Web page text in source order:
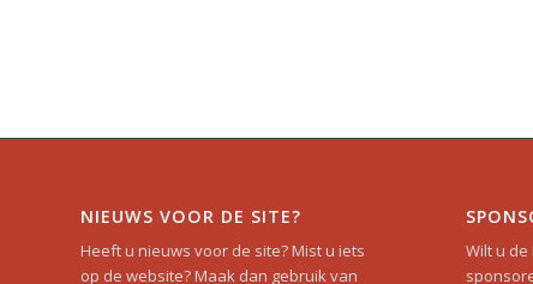
NIEUWS VOOR DE SITE?
Heeft u nieuws voor de site? Mist u iets
op de website? Maak dan gebruik van
Wilt u de